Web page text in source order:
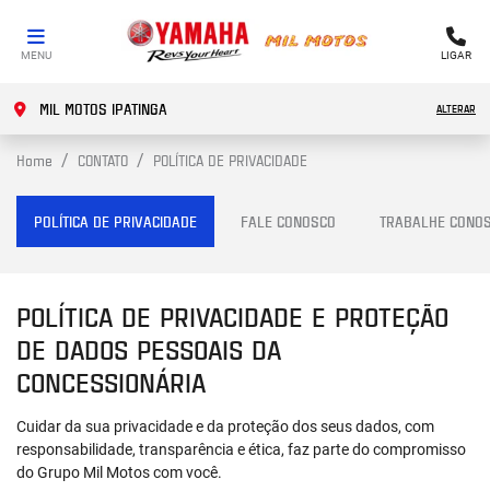
MENU LIGAR
MIL MOTOS IPATINGA ALTERAR
Home CONTATO POLÍTICA DE PRIVACIDADE
FALE CONOSCO TRABALHE
POLÍTICA DE PRIVACIDADE
POLÍTICA DE PRIVACIDADE E PROTEÇÃO
DE DADOS PESSOAIS DA
CONCESSIONÁRIA
Cuidar da sua privacidade e da proteção dos seus dados, com
responsabilidade, transparência e ética, faz parte do compromisso
do Grupo Mil Motos com você.